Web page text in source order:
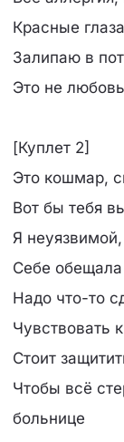
Красные
Залипаю в
Это не
[Куплет 2]
Это кошмар,
Вот бы тебя
Я
Себе обещала
Надо что-то
Чувствовать
Стоит
Чтобы всё
больнице